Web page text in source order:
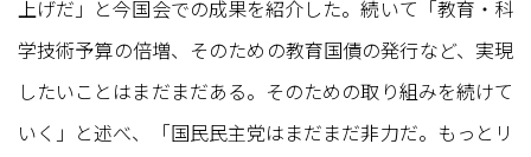
上げだ」と今国会での成果を紹介した。続いて「教育・科
学技術予算の倍増、そのための教育国債の発行など、実現
したいことはまだまだある。そのための取り組みを続けて
いく」と述べ、「国民民主党はまだまだ非力だ。もっとリ